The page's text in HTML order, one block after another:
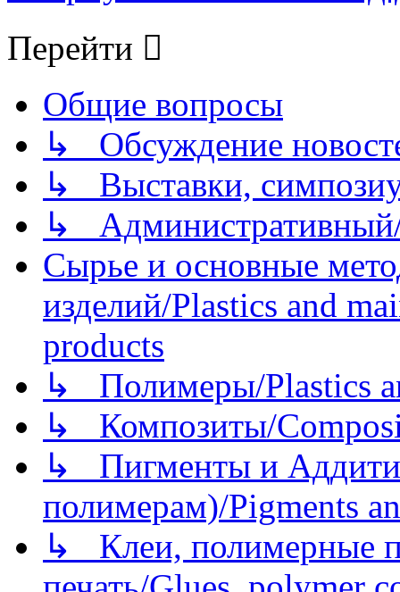
Перейти
Общие вопросы
↳ Обсуждение
↳ Выставки,
↳
Сырье и основные
изделий/Plastics and
products
↳ Полимеры/Plastics
↳ Композиты/
↳ Пигменты и
полимерам)/Pigments
↳ Клеи, полимерные